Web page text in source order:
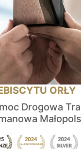
ORŁY
Drogowa